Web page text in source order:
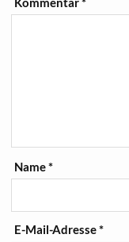
Name*
E-Mail-Adresse*